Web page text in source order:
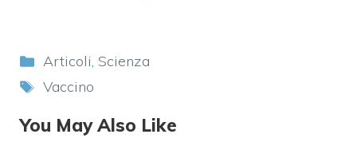
Categorie
Articoli, Scienza
Tag
Vaccino
You May Also Like